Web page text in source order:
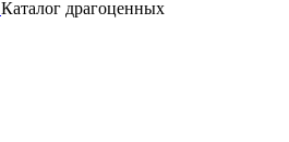
Каталог драгоценных